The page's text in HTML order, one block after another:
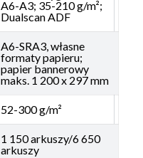
A6-A3; 35-210 g/m²;
Dualscan ADF
A6-SRA3, własne
formaty papieru;
papier bannerowy
maks. 1 200 x 297 mm
52-300 g/m²
1 150 arkuszy/6 650
arkuszy